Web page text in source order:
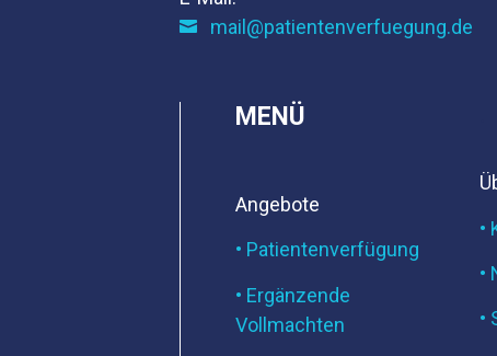
 mail@patientenverfuegung.de
MENÜ
Angebote
• Patientenverfügung
• Ergänzende
Vollmachten
•
•
•